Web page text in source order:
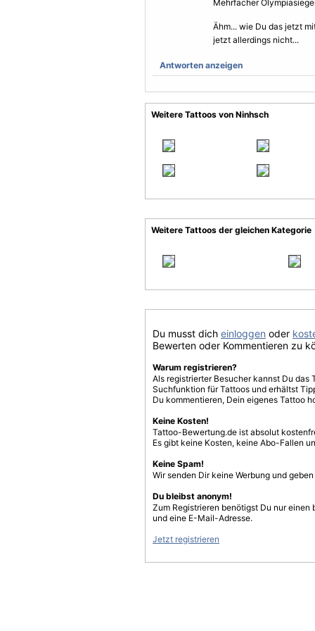
Mehrfacher
Ähm... wie Du das jetzt
jetzt allerdings nicht...
Antworten anzeigen
Weitere Tattoos von Ninhsch
Weitere Tattoos der gleichen Kategorie
Du musst dich einloggen oder
Bewerten oder Kommentieren zu
Warum registrieren?
Als registrierter Besucher kannst Du
Suchfunktion für Tattoos und erhältst
Du kommentieren, Dein eigenes Tattoo
Keine Kosten!
Tattoo-Bewertung.de ist absolut
Es gibt keine Kosten, keine Abo-Fallen
Keine Spam!
Wir senden Dir keine Werbung und
Du bleibst anonym!
Zum Registrieren benötigst Du nur einen
und eine E-Mail-Adresse.
Jetzt registrieren